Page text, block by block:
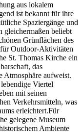
aus lokalem
ist bekannt für ihre
Spaziergänge und
gleichermaßen beliebt
Grünflächen des
Outdoor-Aktivitäten
St. Thomas Kirche ein
das
Atmosphäre aufweist.
Viertel
mit seinen
Verkehrsmitteln, was
erleichtert.Für
gelegene Museum
Ambiente